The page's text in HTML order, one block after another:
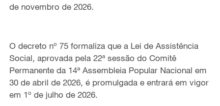
de novembro de 2026.
O decreto nº 75 formaliza que a Lei de Assistência
Social, aprovada pela 22ª sessão do Comitê
Permanente da 14ª Assembleia Popular Nacional em
30 de abril de 2026, é promulgada e entrará em vigor
em 1º de julho de 2026.